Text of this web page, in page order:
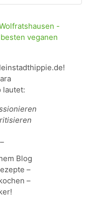
lautet:
Blog
–
–